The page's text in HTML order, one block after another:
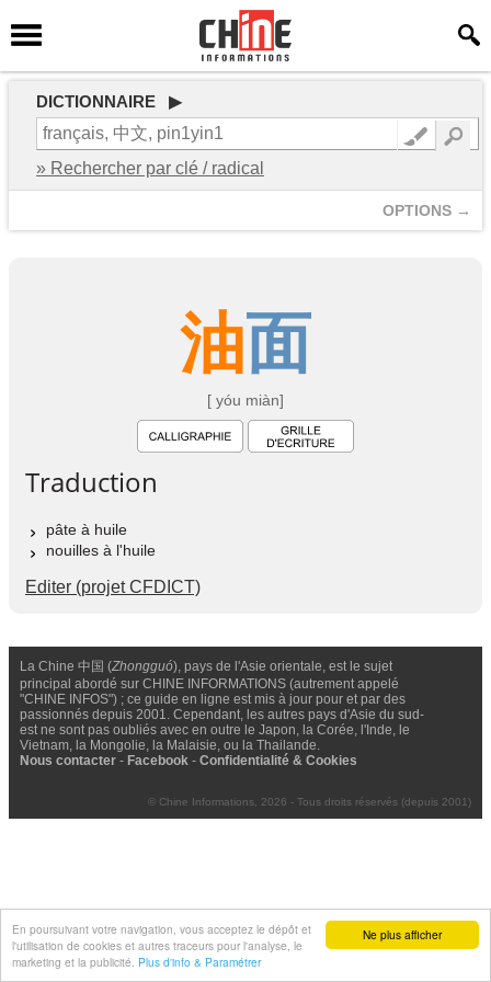
Ne plus afficher
En poursuivant votre navigation, vous acceptez le dépôt et
l'utilisation de cookies et autres traceurs pour l'analyse, le
marketing et la publicité. Plus d'info & Paramétrer
DICTIONNAIRE ▶
» Rechercher par clé / radical
OPTIONS →
油面
[ yóu miàn]
Traduction
pâte à huile
nouilles à l'huile
Editer (projet CFDICT)
La Chine 中国 (Zhongguó), pays de l'Asie orientale, est le sujet
principal abordé sur CHINE INFORMATIONS (autrement appelé
"CHINE INFOS") ; ce guide en ligne est mis à jour pour et par des
passionnés depuis 2001. Cependant, les autres pays d'Asie du sud-
est ne sont pas oubliés avec en outre le Japon, la Corée, l'Inde, le
Vietnam, la Mongolie, la Malaisie, ou la Thailande.
Nous contacter - Facebook - Confidentialité & Cookies
© Chine Informations, 2026 - Tous droits réservés (depuis 2001)